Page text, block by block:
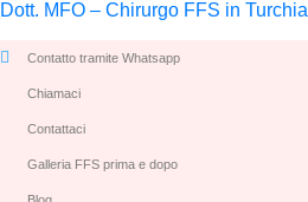
Dott. MFO – Chirurgo FFS in Turchia
Contatto tramite Whatsapp
Chiamaci
Contattaci
Galleria FFS prima e dopo